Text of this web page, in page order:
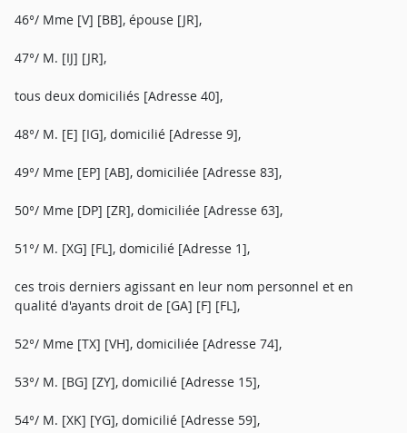
46°/ Mme [V] [BB], épouse [JR],
47°/ M. [IJ] [JR],
tous deux domiciliés [Adresse 40],
48°/ M. [E] [IG], domicilié [Adresse 9],
49°/ Mme [EP] [AB], domiciliée [Adresse 83],
50°/ Mme [DP] [ZR], domiciliée [Adresse 63],
51°/ M. [XG] [FL], domicilié [Adresse 1],
ces trois derniers agissant en leur nom personnel et en
qualité d'ayants droit de [GA] [F] [FL],
52°/ Mme [TX] [VH], domiciliée [Adresse 74],
53°/ M. [BG] [ZY], domicilié [Adresse 15],
54°/ M. [XK] [YG], domicilié [Adresse 59],